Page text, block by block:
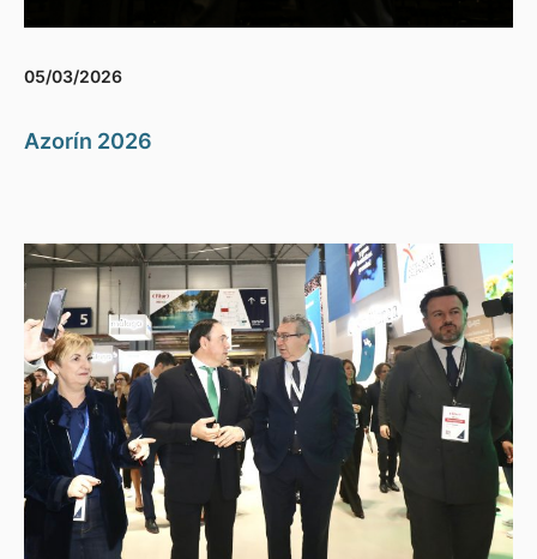
05/03/2026
Azorín 2026